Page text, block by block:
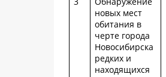
новых мест
обитания в
черте города
Новосибирска
редких и
находящихся